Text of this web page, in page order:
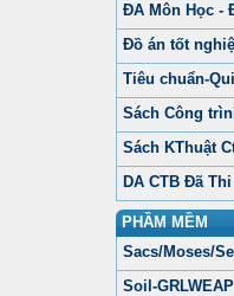
ĐA Môn Học -
Đồ án tốt
Tiêu chuẩn-
Sách Công
Sách KThuật
DA CTB Đã
PHẦM MỀM
Sacs/Moses/
Soil-GRLWEAP